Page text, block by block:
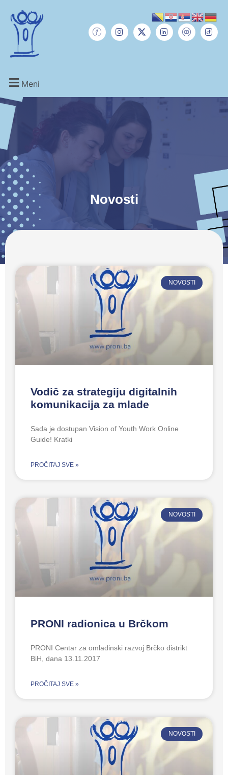
Meni
Novosti
NOVOSTI
Vodič za strategiju digitalnih
komunikacija za mlade
Sada je dostupan Vision of Youth Work Online
Guide! Kratki
PROČITAJ SVE »
NOVOSTI
PRONI radionica u Brčkom
PRONI Centar za omladinski razvoj Brčko distrikt
BiH, dana 13.11.2017
PROČITAJ SVE »
NOVOSTI